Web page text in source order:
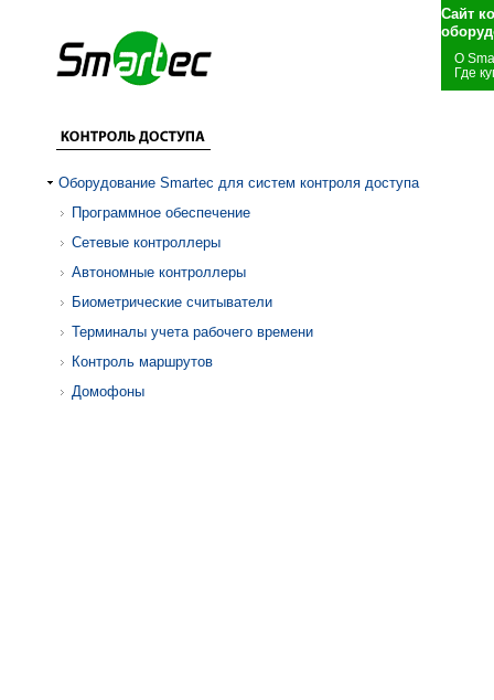
Сайт
О
Где
Оборудование Smartec для систем контроля доступа
Программное обеспечение
Сетевые контроллеры
Автономные контроллеры
Биометрические считыватели
Терминалы учета рабочего времени
Контроль маршрутов
Домофоны